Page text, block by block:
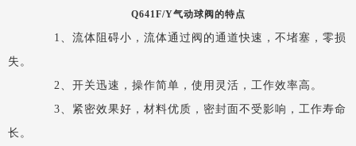
Q641F/Y气动球阀的特点
1、流体阻碍小，流体通过阀的通道快速，不堵塞，零损
失。
2、开关迅速，操作简单，使用灵活，工作效率高。
3、紧密效果好，材料优质，密封面不受影响，工作寿命
长。